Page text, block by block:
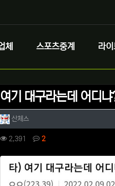
체 스포츠중계 라
여기 대구라는데 어디냐
작성자 정보
산체스
컨텐츠 정보
2,391 조회 2댓글
본문